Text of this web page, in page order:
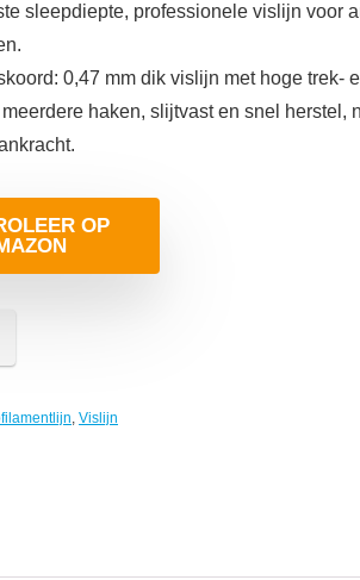
sleepdiepte, professionele vislijn voor
0,47 mm dik vislijn met hoge trek-
haken, slijtvast en snel herstel,
OP
, Vislijn